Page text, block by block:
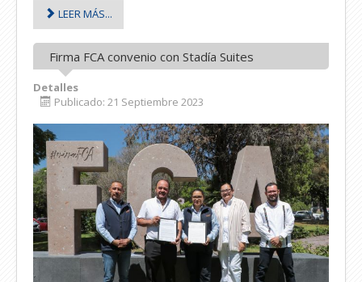
LEER MÁS...
Firma FCA convenio con Stadía Suites
Detalles
Publicado: 21 Septiembre 2023